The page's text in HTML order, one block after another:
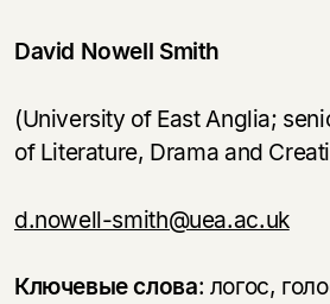
David Nowell Smith
(University of East Anglia;
of Literature, Drama and
d.nowell-smith@uea.ac.uk
Ключевые слова: логос,